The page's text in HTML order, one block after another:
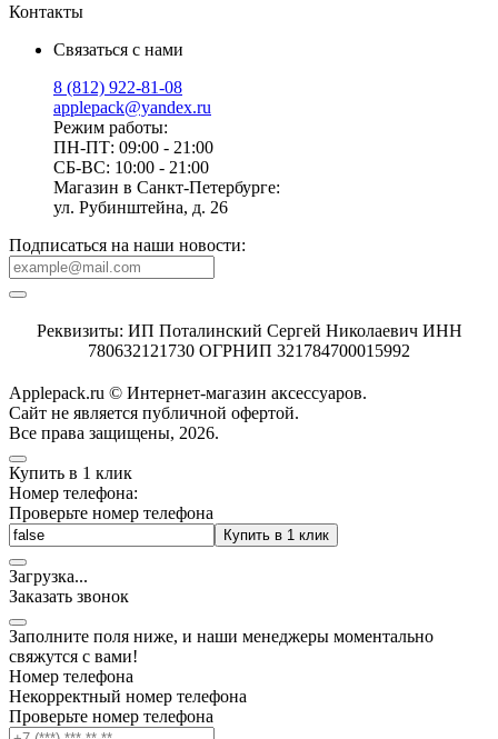
Контакты
Связаться с нами
8 (812) 922-81-08
applepack@yandex.ru
Режим работы:
ПН-ПТ: 09:00 - 21:00
СБ-ВС: 10:00 - 21:00
Магазин в Санкт-Петербурге:
ул. Рубинштейна, д. 26
Подписаться на наши новости:
Реквизиты: ИП Поталинский Сергей Николаевич ИНН
780632121730 ОГРНИП 321784700015992
Applepack.ru © Интернет-магазин аксессуаров.
Cайт не является публичной офертой.
Все права защищены, 2026.
Купить в 1 клик
Номер телефона:
Проверьте номер телефона
Купить в 1 клик
Загрузка...
Заказать звонок
Заполните поля ниже, и наши менеджеры моментально
свяжутся с вами!
Номер телефона
Некорректный номер телефона
Проверьте номер телефона